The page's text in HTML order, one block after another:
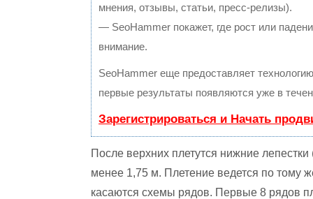
мнения, отзывы, статьи, пресс-релизы).
— SeoHammer покажет, где рост или
внимание.
SeoHammer еще предоставляет
первые результаты появляются уже в
Зарегистрироваться и Начать
После верхних плетутся нижние
менее 1,75 м. Плетение ведется по тому
касаются схемы рядов. Первые 8 рядов